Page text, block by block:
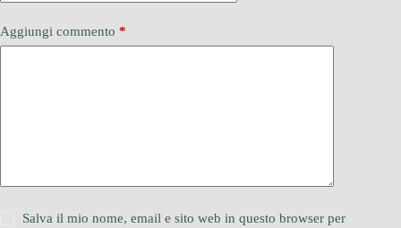
Aggiungi commento *
Salva il mio nome, email e sito web in questo browser per